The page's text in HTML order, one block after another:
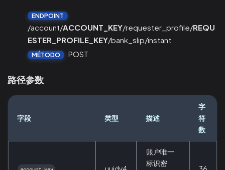
ENDPOINT
/account/ACCOUNT_KEY/requester_profile/REQU
ESTER_PROFILE_KEY/bank_slip/instant
MÉTODO POST
路径参数
字段 类型 描述
字
符
数
账户唯一
标识密